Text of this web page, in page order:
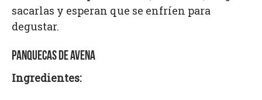
sacarlas y esperan que se enfríen para
degustar.
PANQUECAS DE AVENA
Ingredientes: